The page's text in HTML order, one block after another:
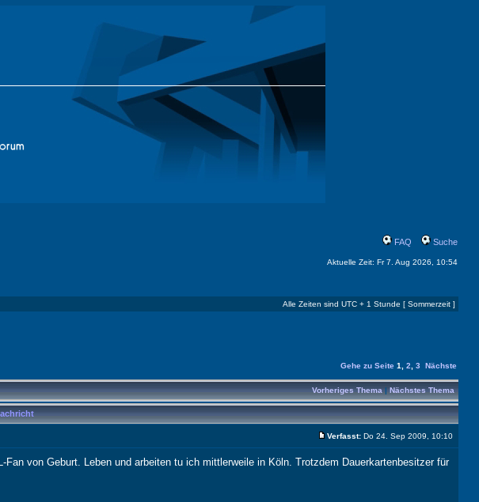
FAQ Suche
Aktuelle Zeit: Fr 7. Aug 2026, 10:54
Alle Zeiten sind UTC + 1 Stunde [ Sommerzeit ]
Gehe zu Seite 1 2 3 Nächste
Vorheriges Thema|Nächstes Thema
Verfasst: Do 24. Sep 2009, 10:10
von Geburt. Leben und arbeiten tu ich mittlerweile in Köln. Trotzdem Dauerkartenbesitzer für